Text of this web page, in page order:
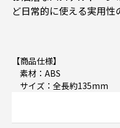
ど日常的に使える実用性
【商品仕様】
素材：ABS
サイズ：全長約135mm